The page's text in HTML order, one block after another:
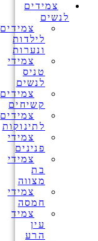
צמידים
לנשים
צמידים
לילדות
ונערות
צמידי
טניס
לנשים
צמידים
קשיחים
צמידים
לתינוקות
צמידי
פנינים
צמידי
בת
מצווה
צמידי
חמסה
צמיד
עין
הרע